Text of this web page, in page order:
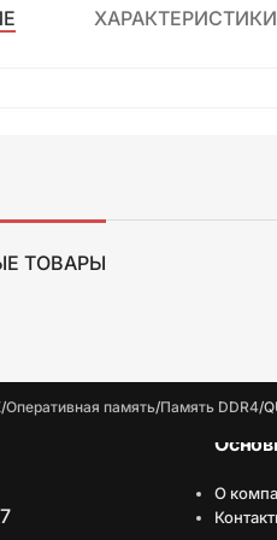
ТОВАРЫ
Оперативная память Память DDR4
О